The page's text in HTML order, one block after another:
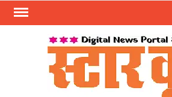
Skip